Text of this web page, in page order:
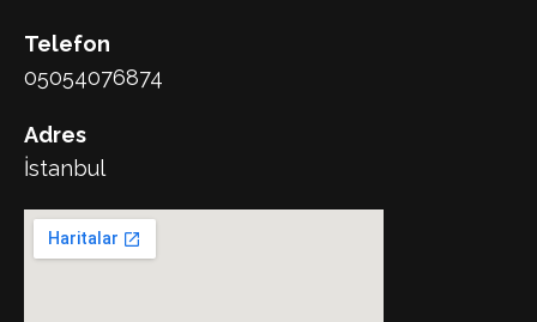
Telefon
05054076874
Adres
İstanbul